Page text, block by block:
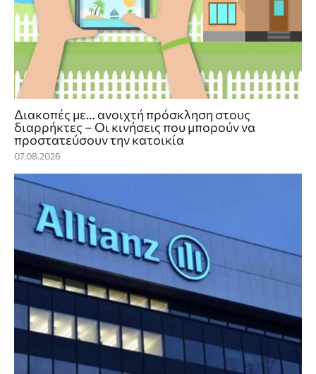
Διακοπές με… ανοιχτή πρόσκληση στους
διαρρήκτες – Οι κινήσεις που μπορούν να
προστατεύσουν την κατοικία
07.08.2026